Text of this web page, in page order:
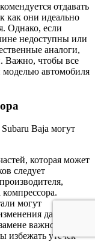
отдавать
как они идеально
Однако, если
недоступны или
аналоги,
Важно, чтобы все
моделью автомобиля
Baja могут
которая может
следует
могут
давления в
важно
избежать утечек